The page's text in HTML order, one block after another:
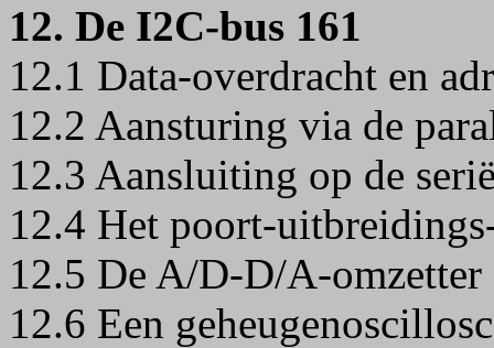
12. De I2C-bus 161
12.1 Data-overdracht en
12.2 Aansturing via de
12.3 Aansluiting op de
12.4 Het poort-
12.5 De A/D-D/A-omzetter
12.6 Een